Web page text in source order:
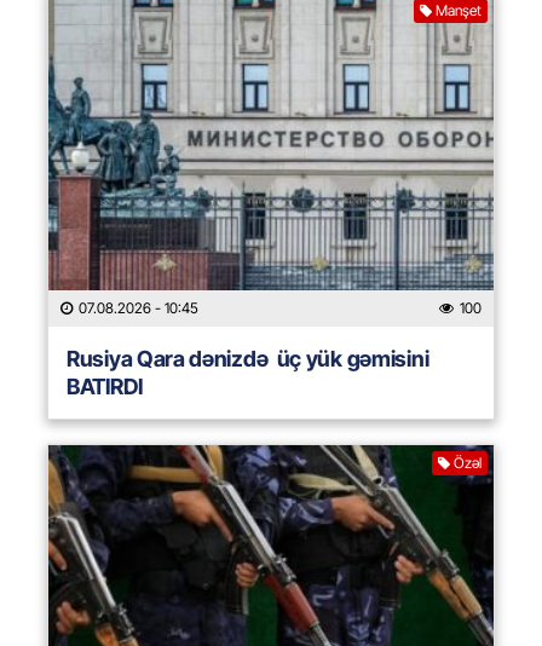
Manşet
07.08.2026 - 10:45 100
Rusiya Qara dənizdə üç yük gəmisini
BATIRDI
Özəl